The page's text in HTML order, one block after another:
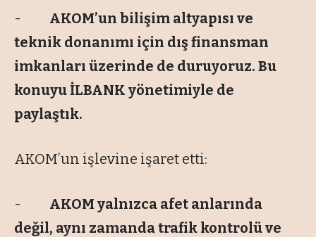
- AKOM’un bilişim altyapısı ve
teknik donanımı için dış finansman
imkanları üzerinde de duruyoruz. Bu
konuyu İLBANK yönetimiyle de
paylaştık.
AKOM’un işlevine işaret etti:
- AKOM yalnızca afet anlarında
değil, aynı zamanda trafik kontrolü ve